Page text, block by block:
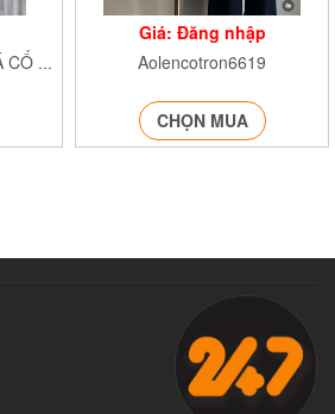
ÁO LEN KẺ THAN KHOÁ CỔ Aolenke0039
Giá: Đăng nhập
Aolencotron6619
CHỌN MUA